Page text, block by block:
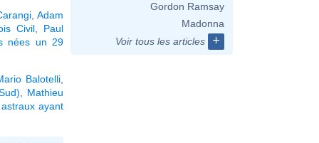
,Adam
Civil
Paul
nées un 29
Balotelli
Mathieu
ayant
Gordon Ramsay
Madonna
Voir tous les articles
+